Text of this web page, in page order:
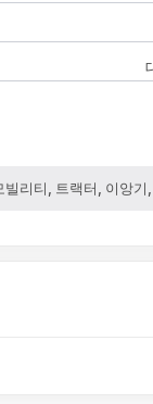
빌리티, 트랙터, 이앙기